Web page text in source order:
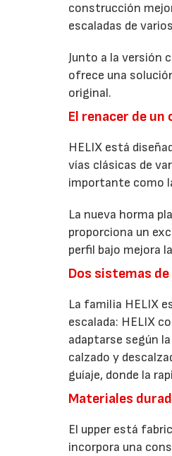
construcción
escaladas de
Junto a la versión
ofrece una
original.
El renacer de un
HELIX está
vías clásicas de
importante como
La nueva horma
proporciona un
perfil bajo mejora
Dos sistemas
La familia HELIX
escalada: HELIX
adaptarse según
calzado y
guíaje, donde la
Materiales
El upper está
incorpora una